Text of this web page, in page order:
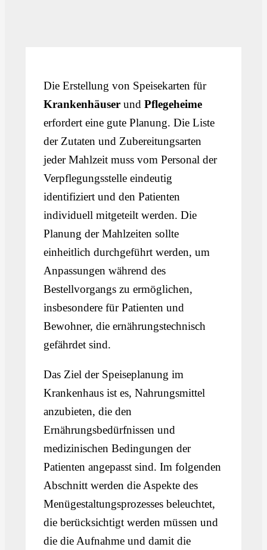
Die Erstellung von Speisekarten für
Krankenhäuser undPflegeheime
erfordert eine gute Planung. Die Liste
der Zutaten und Zubereitungsarten
jeder Mahlzeit muss vom Personal der
Verpflegungsstelle eindeutig
identifiziert und den Patienten
individuell mitgeteilt werden. Die
Planung der Mahlzeiten sollte
einheitlich durchgeführt werden, um
Anpassungen während des
Bestellvorgangs zu ermöglichen,
insbesondere für Patienten und
Bewohner, die ernährungstechnisch
gefährdet sind.
Das Ziel der Speiseplanung im
Krankenhaus ist es, Nahrungsmittel
anzubieten, die den
Ernährungsbedürfnissen und
medizinischen Bedingungen der
Patienten angepasst sind. Im folgenden
Abschnitt werden die Aspekte des
Menügestaltungsprozesses beleuchtet,
die berücksichtigt werden müssen und
die die Aufnahme und damit die